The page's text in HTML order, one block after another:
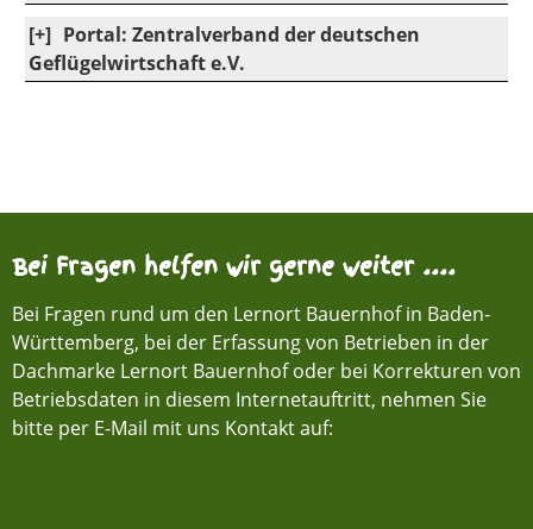
[+] Portal: Zentralverband der deutschen
Geflügelwirtschaft e.V.
Bei Fragen helfen wir gerne weiter ....
Bei Fragen rund um den Lernort Bauernhof in Baden-
Württemberg, bei der Erfassung von Betrieben in der
Dachmarke Lernort Bauernhof oder bei Korrekturen von
Betriebsdaten in diesem Internetauftritt, nehmen Sie
bitte per E-Mail mit uns Kontakt auf: